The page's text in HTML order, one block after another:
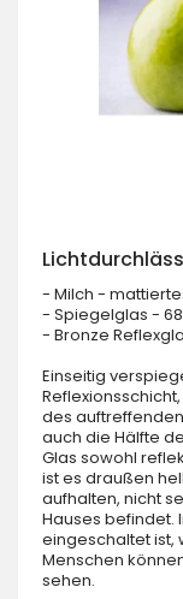
- Milch -
- Spiegelglas - 68
- Bronze
Einseitig
des
auch die Hälfte
Glas sowohl
ist es draußen
aufhalten, nicht
Hauses befindet.
eingeschaltet ist,
Menschen
sehen.